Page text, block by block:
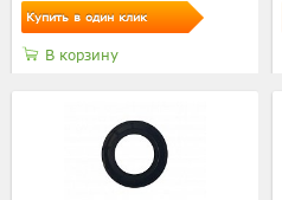
Купить в один клик
В корзину